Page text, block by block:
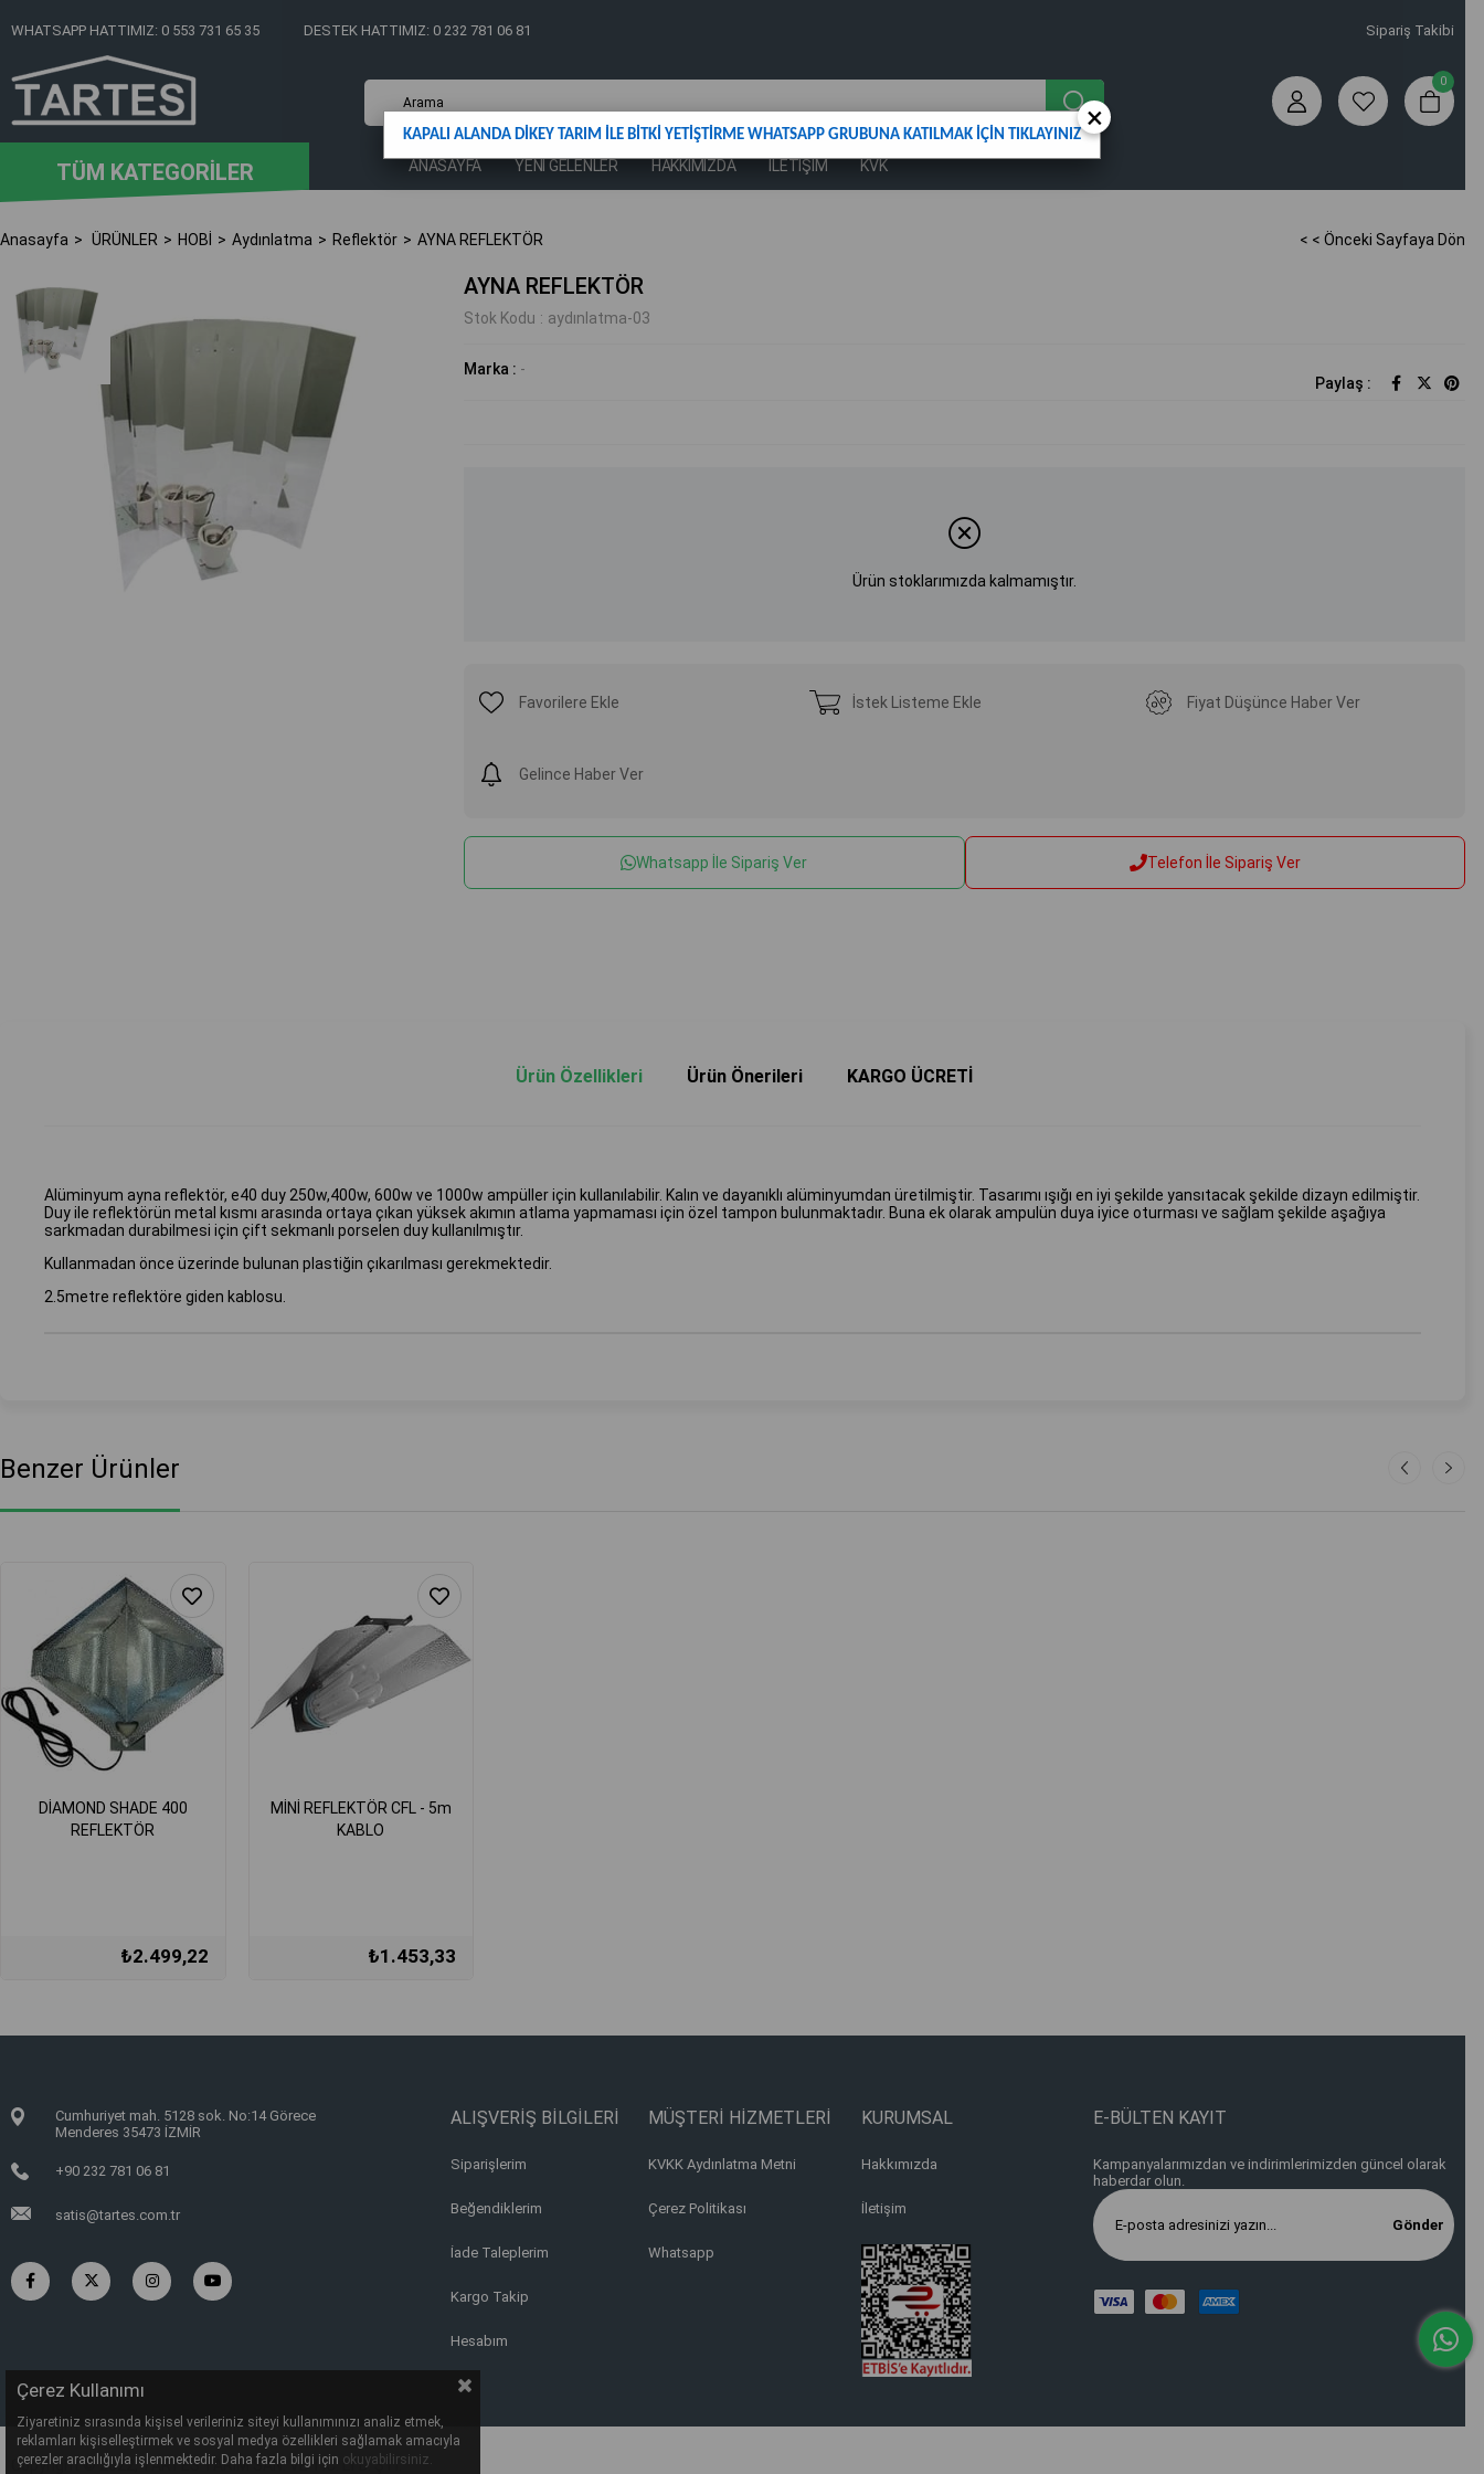
WHATSAPP HATTIMIZ: 0 553 731 65 35 DESTEK HATTIMIZ: 0 232 781 06 81 Sipariş Takibi
0
TÜM KATEGORİLER ANASAYFA YENİ GELENLER HAKKIMIZDA İLETİŞİM KVK
Anasayfa ÜRÜNLER HOBİ Aydınlatma Reflektör AYNA REFLEKTÖR < < Önceki Sayfaya Dön
AYNA REFLEKTÖR
Stok Kodu aydınlatma-03
Marka : -
Paylaş :
Ürün stoklarımızda kalmamıştır.
Favorilere Ekle İstek Listeme Ekle Fiyat Düşünce Haber Ver
Gelince Haber Ver
Whatsapp İle Sipariş Ver Telefon İle Sipariş Ver
Ürün Özellikleri Ürün Önerileri KARGO ÜCRETİ
Alüminyum ayna reflektör, e40 duy 250w,400w, 600w ve 1000w ampüller için kullanılabilir. Kalın ve dayanıklı alüminyumdan üretilmiştir. Tasarımı ışığı en iyi şekilde yansıtacak şekilde dizayn edilmiştir.
Duy ile reflektörün metal kısmı arasında ortaya çıkan yüksek akımın atlama yapmaması için özel tampon bulunmaktadır. Buna ek olarak ampulün duya iyice oturması ve sağlam şekilde aşağıya
sarkmadan durabilmesi için çift sekmanlı porselen duy kullanılmıştır.
Kullanmadan önce üzerinde bulunan plastiğin çıkarılması gerekmektedir.
2.5metre reflektöre giden kablosu.
Benzer Ürünler
DİAMOND SHADE 400
REFLEKTÖR
₺2.499,22
MİNİ REFLEKTÖR CFL - 5m
KABLO
₺1.453,33
Cumhuriyet mah. 5128 sok. No:14 Görece
Menderes 35473 İZMİR
+90 232 781 06 81
satis@tartes.com.tr
ALIŞVERİŞ BİLGİLERİ
Siparişlerim
Beğendiklerim
İade Taleplerim
Kargo Takip
Hesabım
MÜŞTERİ HİZMETLERİ
KVKK Aydınlatma Metni
Çerez Politikası
Whatsapp
KURUMSAL
Hakkımızda
İletişim
E-BÜLTEN KAYIT
Kampanyalarımızdan ve indirimlerimizden güncel olarak
haberdar olun.
Gönder
Copyright © 2022, TARTES TARIM SAN. VE TİC. LTD. ŞTİ.
Çerez Kullanımı
Ziyaretiniz sırasında kişisel verileriniz siteyi kullanımınızı analiz etmek,
reklamları kişiselleştirmek ve sosyal medya özellikleri sağlamak amacıyla
çerezler aracılığıyla işlenmektedir. Daha fazla bilgi için okuyabilirsiniz.
×
KAPALI ALANDA DİKEY TARIM İLE BİTKİ YETİŞTİRME WHATSAPP GRUBUNA KATILMAK İÇİN TIKLAYINIZ